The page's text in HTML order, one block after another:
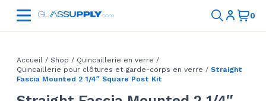
Accueil / Shop / Quincaillerie en verre /
Quincaillerie pour clôtures et garde-corps en verre / Straight
Fascia Mounted 2 1/4″ Square Post Kit